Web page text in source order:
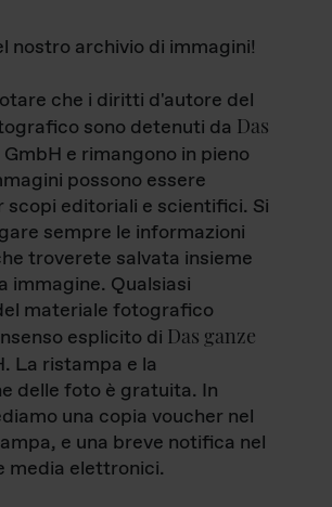
nostro archivio di immagini!
che i diritti d'autore del
sono detenuti da Das
GmbH e rimangono in pieno
possono essere
scopi editoriali e scientifici. Si
sempre le informazioni
troverete salvata insieme
immagine. Qualsiasi
materiale fotografico
esplicito di Das ganze
La ristampa e la
delle foto è gratuita. In
una copia voucher nel
e una breve notifica nel
media elettronici.